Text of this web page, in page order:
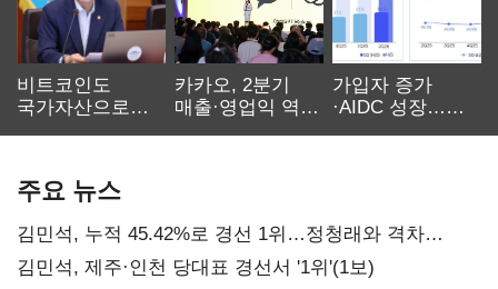
비트코인도
국가자산으로…'
카카오, 2분기
매출·영업익 역대
가입자 증가
·AIDC 성장…
주요 뉴스
김민석, 누적 45.42%로 경선 1위…정청래와 격차
0.86%p(2보)
김민석, 제주·인천 당대표 경선서 '1위'(1보)